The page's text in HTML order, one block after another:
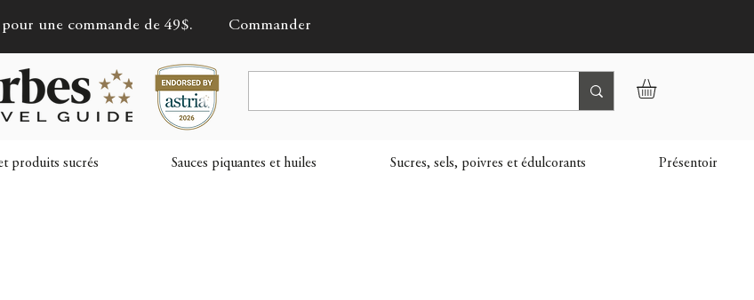
une commande de 49$. Commander
produits sucrés Sauces piquantes et huiles Sucres, sels, poivres et édulcorants Présentoir